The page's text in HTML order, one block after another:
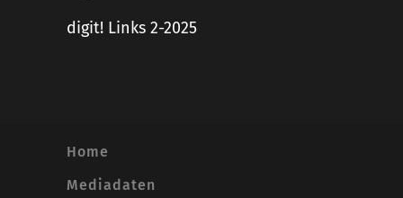
digit! Links 2-2025
Home
Mediadaten